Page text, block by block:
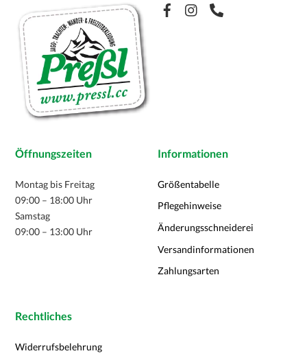
Facebook
Öffnungszeiten
Montag bis Freitag
09:00 – 18:00 Uhr
Samstag
09:00 – 13:00 Uhr
Informationen
Größentabelle
Pflegehinweise
Änderungsschneiderei
Versandinformationen
Zahlungsarten
Rechtliches
Widerrufsbelehrung